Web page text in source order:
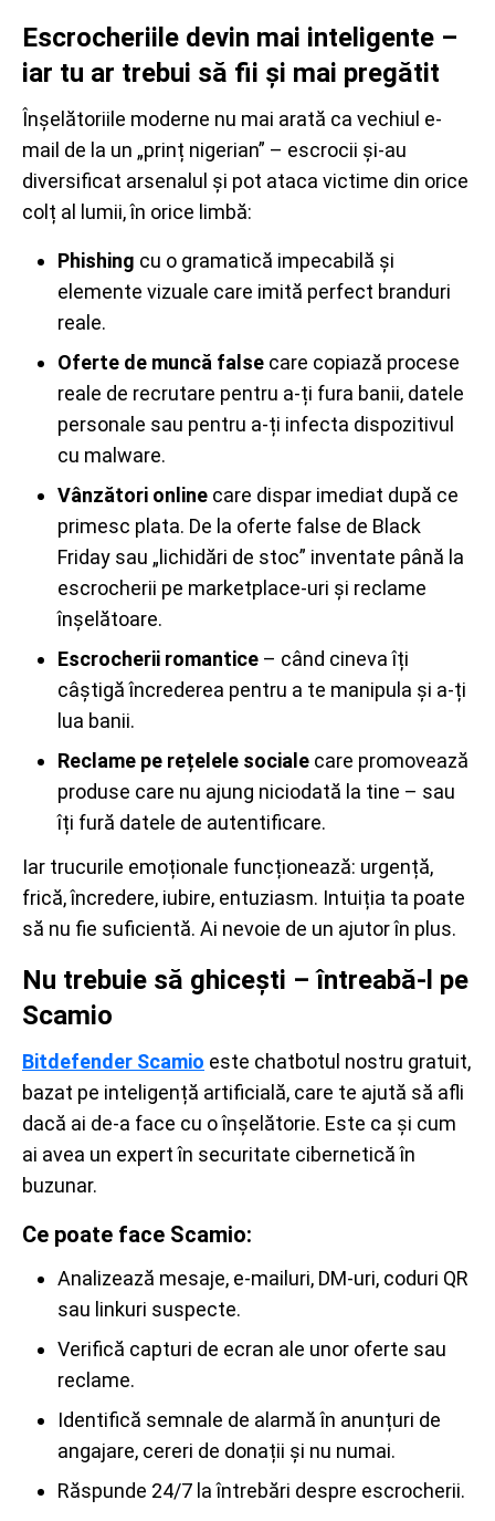
Escrocheriile devin mai inteligente –
iar tu ar trebui să fii și mai pregătit
Înșelătoriile moderne nu mai arată ca vechiul e-
mail de la un „prinț nigerian” – escrocii și-au
diversificat arsenalul și pot ataca victime din orice
colț al lumii, în orice limbă:
Phishing cu o gramatică impecabilă și
elemente vizuale care imită perfect branduri
reale.
Oferte de muncă false care copiază procese
reale de recrutare pentru a-ți fura banii, datele
personale sau pentru a-ți infecta dispozitivul
cu malware.
Vânzători online care dispar imediat după ce
primesc plata. De la oferte false de Black
Friday sau „lichidări de stoc” inventate până la
escrocherii pe marketplace-uri și reclame
înșelătoare.
Escrocherii romantice – când cineva îți
câștigă încrederea pentru a te manipula și a-ți
lua banii.
Reclame pe rețelele sociale care promovează
produse care nu ajung niciodată la tine – sau
îți fură datele de autentificare.
Iar trucurile emoționale funcționează: urgență,
frică, încredere, iubire, entuziasm. Intuiția ta poate
să nu fie suficientă. Ai nevoie de un ajutor în plus.
Nu trebuie să ghicești – întreabă-l pe
Scamio
Bitdefender Scamio este chatbotul nostru gratuit,
bazat pe inteligență artificială, care te ajută să afli
dacă ai de-a face cu o înșelătorie. Este ca și cum
ai avea un expert în securitate cibernetică în
buzunar.
Ce poate face Scamio:
Analizează mesaje, e-mailuri, DM-uri, coduri QR
sau linkuri suspecte.
Verifică capturi de ecran ale unor oferte sau
reclame.
Identifică semnale de alarmă în anunțuri de
angajare, cereri de donații și nu numai.
Răspunde 24/7 la întrebări despre escrocherii.